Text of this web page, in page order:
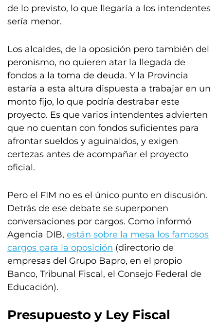
de lo previsto, lo que llegaría a los intendentes
sería menor.
Los alcaldes, de la oposición pero también del
peronismo, no quieren atar la llegada de
fondos a la toma de deuda. Y la Provincia
estaría a esta altura dispuesta a trabajar en un
monto fijo, lo que podría destrabar este
proyecto. Es que varios intendentes advierten
que no cuentan con fondos suficientes para
afrontar sueldos y aguinaldos, y exigen
certezas antes de acompañar el proyecto
oficial.
Pero el FIM no es el único punto en discusión.
Detrás de ese debate se superponen
conversaciones por cargos. Como informó
Agencia DIB, están sobre la mesa los famosos
cargos para la oposición (directorio de
empresas del Grupo Bapro, en el propio
Banco, Tribunal Fiscal, el Consejo Federal de
Educación).
Presupuesto y Ley Fiscal